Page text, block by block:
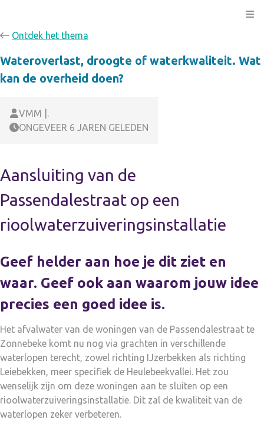
Ontdek het thema
Wateroverlast, droogte of waterkwaliteit. Wat
kan de overheid doen?
VMM |.
ONGEVEER 6 JAREN GELEDEN
Aansluiting van de
Passendalestraat op een
rioolwaterzuiveringsinstallatie
Geef helder aan hoe je dit ziet en
waar. Geef ook aan waarom jouw idee
precies een goed idee is.
Het afvalwater van de woningen van de Passendalestraat te
Zonnebeke komt nu nog via grachten in verschillende
waterlopen terecht, zowel richting IJzerbekken als richting
Leiebekken, meer specifiek de Heulebeekvallei. Het zou
wenselijk zijn om deze woningen aan te sluiten op een
rioolwaterzuiveringsinstallatie. Dit zal de kwaliteit van de
waterlopen zeker verbeteren.